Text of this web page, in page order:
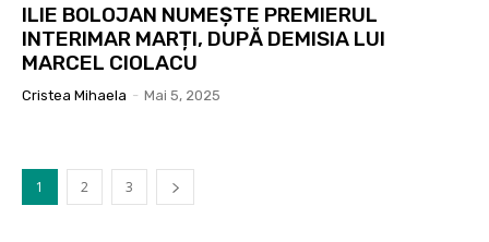
ILIE BOLOJAN NUMEȘTE PREMIERUL
INTERIMAR MARȚI, DUPĂ DEMISIA LUI
MARCEL CIOLACU
Cristea Mihaela - Mai 5, 2025
1 2 3